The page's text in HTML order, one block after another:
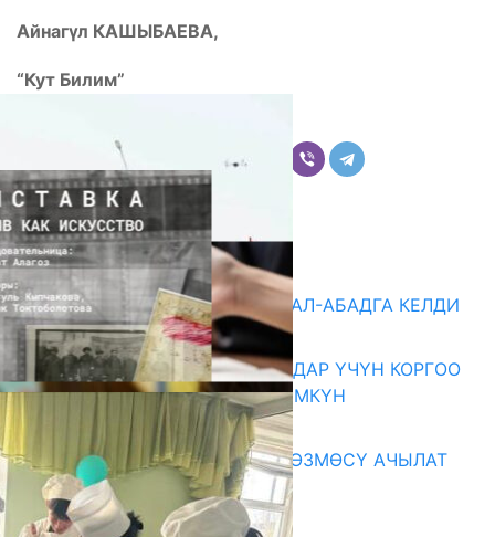
Айнагүл КАШЫБАЕВА,
“Кут Билим”
Комментарийлер
Акыркы жаңылыктар
«БИРИМДИК КЕРБЕНИ» ЖАЛАЛ-АБАДГА КЕЛДИ
07.08.2026
КОРРУПЦИЯНЫ КАБАРЛАГАНДАР ҮЧҮН КОРГОО
ЧАРАЛАРЫ КҮЧӨТҮЛҮШҮ МҮМКҮН
«АРХИВ – ИСКУССТВО» КӨРГӨЗМӨСҮ АЧЫЛАТ
07.08.2026
Абитуриент